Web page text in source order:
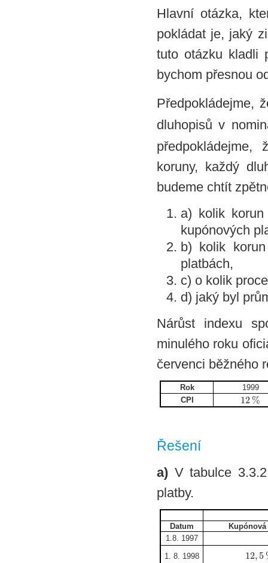
Hlavní otázka,
pokládat je, jaký
tuto otázku kladli
bychom přesnou
Předpokládejme,
dluhopisů v
koruny, každý
budeme chtít
a) kolik
kupónových
b) kolik
platbách,
c) o kolik
d) jaký byl
Nárůst indexu
minulého roku
červenci běžného
Rok
1999
CPI
12%
Řešení
a) V tabulce
platby.
Datum
Kupónová
1.8. 1997
1. 8. 1998
12,5